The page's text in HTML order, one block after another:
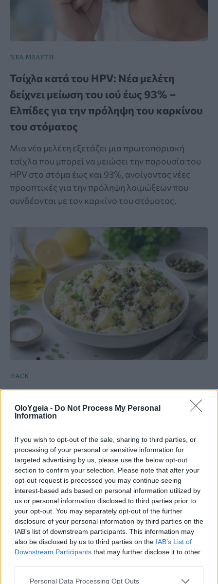
OloYgeia - Do Not Process My Personal
Information
If you wish to opt-out of the sale, sharing to third parties, or
processing of your personal or sensitive information for
targeted advertising by us, please use the below opt-out
section to confirm your selection. Please note that after your
opt-out request is processed you may continue seeing
interest-based ads based on personal information utilized by
us or personal information disclosed to third parties prior to
your opt-out. You may separately opt-out of the further
disclosure of your personal information by third parties on the
IAB’s list of downstream participants. This information may
also be disclosed by us to third parties on the IAB’s List of
Downstream Participants that may further disclose it to other
Personal Data Processing Opt Outs
ΝΕΑ ΜΕΛΕΤΗ
Τσίχλα κατά του HPV: Νέα μελέτη
δείχνει μείωση του ιού έως 93% –
Ελπίδες για την πρόληψη του καρκίνου
του στόματος
Μια νέα μελέτη εξετάζει μια πρωτοποριακή
τσίχλα που μπορεί να μειώσει την παρουσία του
HPV στο στόμα έως και 93%, ανοίγοντας νέες
προοπτικές για την πρόληψη λοιμώξεων που
συνδέονται με τον καρκίνο του στόματος.
HACK
νόστιμη αν προσθέσετε 1 απρόσμενο
Η πατατοσαλάτα γίνεται απίστευτα νόστιμη αν
προσθέσετε 1 απρόσμενο υλικό που αγαπούν οι
σεφ – Το απλό μυστικό που απογειώνει τη γεύση
της.